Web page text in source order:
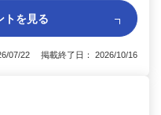
トを見る
07/22 掲載終了日： 2026/10/16